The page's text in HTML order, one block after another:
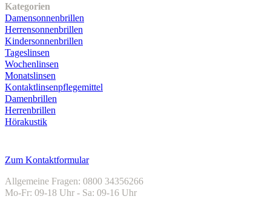
Kategorien
Damensonnenbrillen
Herrensonnenbrillen
Kindersonnenbrillen
Tageslinsen
Wochenlinsen
Monatslinsen
Kontaktlinsenpflegemittel
Damenbrillen
Herrenbrillen
Hörakustik
Zum Kontaktformular
Allgemeine Fragen: 0800 34356266
Mo-Fr: 09-18 Uhr - Sa: 09-16 Uhr